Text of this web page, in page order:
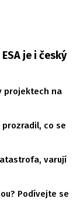
je i český
projektech na
prozradil, co se
varují
Podívejte se